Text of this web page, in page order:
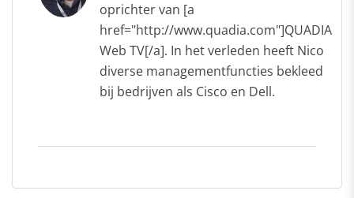
oprichter van [a
href="http://www.quadia.com"]QUADIA
Web TV[/a]. In het verleden heeft Nico
diverse managementfuncties bekleed
bij bedrijven als Cisco en Dell.